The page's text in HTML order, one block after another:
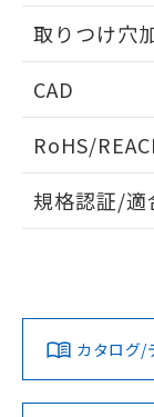
取りつけ穴
CAD
ドすること
ダウンロードデ
みください。
ソフトウェアの使
RoHS/
EU RoHS 注
対応済み
規格認証/適
カタログ/
を
※
EU
51物質
※本証明
もので
また、
物質の
欄に対
既に当